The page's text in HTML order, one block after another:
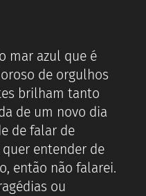
mar azul que é
de orgulhos
brilham tanto
de um novo dia
de falar de
entender de
então não falarei.
ou